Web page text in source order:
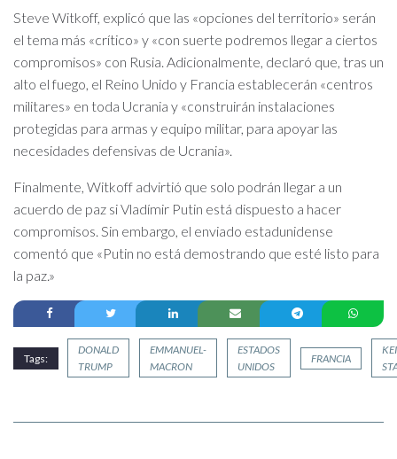
Steve Witkoff, explicó que las «opciones del territorio» serán
el tema más «crítico» y «con suerte podremos llegar a ciertos
compromisos» con Rusia. Adicionalmente, declaró que, tras un
alto el fuego, el Reino Unido y Francia establecerán «centros
militares» en toda Ucrania y «construirán instalaciones
protegidas para armas y equipo militar, para apoyar las
necesidades defensivas de Ucrania».
Finalmente, Witkoff advirtió que solo podrán llegar a un
acuerdo de paz si Vladímir Putin está dispuesto a hacer
compromisos. Sin embargo, el enviado estadunidense
comentó que «Putin no está demostrando que esté listo para
la paz.»
Tags:
DONALD
TRUMP
EMMANUEL-
MACRON
ESTADOS
UNIDOS
FRANCIA